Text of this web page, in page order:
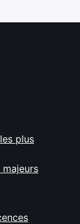
plus